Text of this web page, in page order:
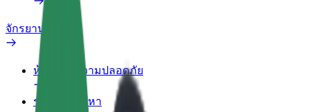
จักรยานไฟฟ้า
ห้องแล็บความปลอดภัย
รายงานปัญหา